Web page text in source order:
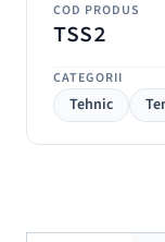
COD PRODUS
TSS2
CATEGORII
Tehnic